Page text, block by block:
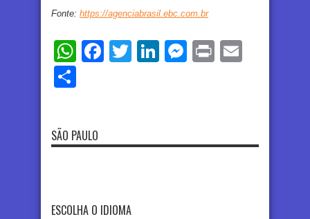
Fonte: https://agenciabrasil.ebc.com.br
WhatsApp
Facebook
TwitterLinkedIn
Messenger
Print
SÃO PAULO
ESCOLHA O IDIOMA